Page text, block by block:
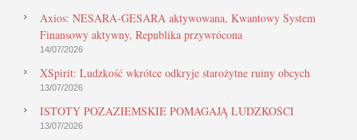
Axios: NESARA-GESARA aktywowana, Kwantowy System
Finansowy aktywny, Republika przywrócona
14/07/2026
XSpirit: Ludzkość wkrótce odkryje starożytne ruiny obcych
13/07/2026
ISTOTY POZAZIEMSKIE POMAGAJĄ LUDZKOŚCI
13/07/2026